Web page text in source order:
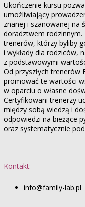
Ukończenie kursu
umożliwiający
znanej i szanowanej na
doradztwem rodzinnym.
trenerów, którzy byliby
i wykłady dla rodziców,
z podstawowymi
Od przyszłych trenerów
promować te wartości
w oparciu o własne
Certyfikowani trenerzy
między sobą wiedzą i
odpowiedzi na bieżące
oraz systematycznie
Kontakt:
info@family-lab.pl